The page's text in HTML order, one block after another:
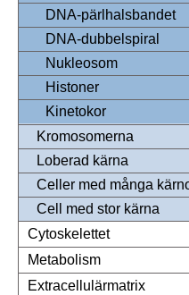
DNA-pärlhalsbandet
DNA-dubbelspiral
Nukleosom
Histoner
Kinetokor
Kromosomerna
Loberad kärna
Celler med många
Cell med stor kärna
Cytoskelettet
Metabolism
Extracellulärmatrix